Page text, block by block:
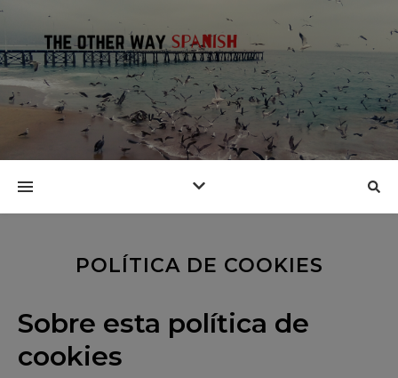
POLÍTICA DE COOKIES
Sobre esta política de
cookies